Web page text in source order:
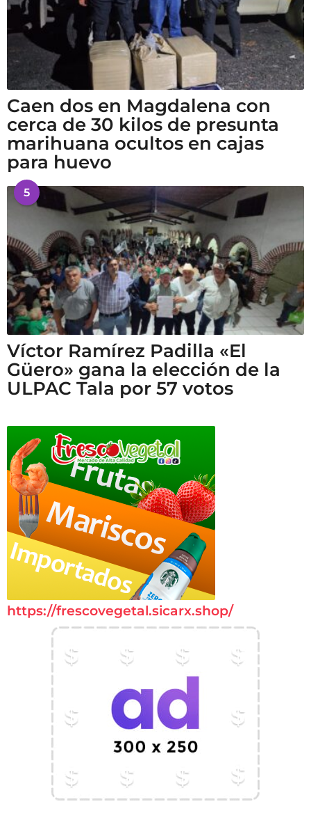
Caen dos en Magdalena con
cerca de 30 kilos de presunta
marihuana ocultos en cajas
para huevo
5
Víctor Ramírez Padilla «El
Güero» gana la elección de la
ULPAC Tala por 57 votos
https://frescovegetal.sicarx.shop/